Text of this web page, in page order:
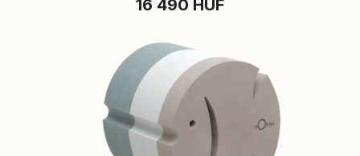
16 490 HUF